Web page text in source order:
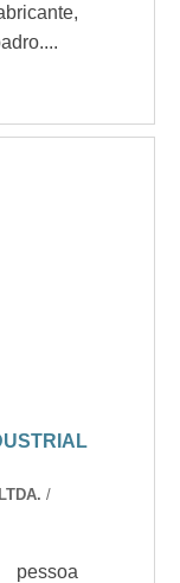
/
pessoa